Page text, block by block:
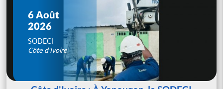
6 Août
2026
SODECI
Côte d'Ivoire